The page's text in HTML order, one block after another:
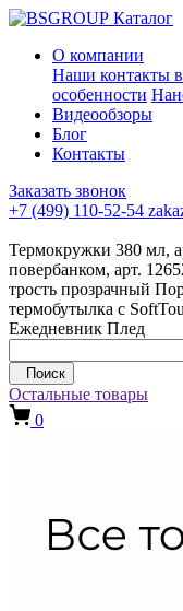
Каталог
О компании
Наши контакты
особенности
Видеообзоры
Блог
Контакты
Заказать звонок
+7 (499) 110-52-54
Термокружки 380 мл,
повербанком, арт.
трость прозрачный
термобутылка с
Ежедневник Плед
Поиск
Остальные товары
0